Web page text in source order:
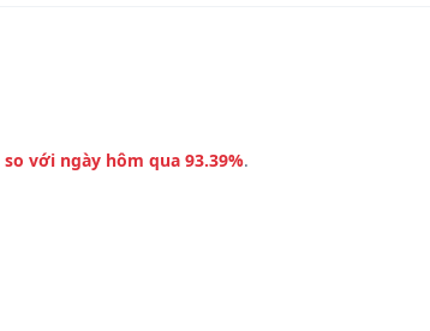
với ngày hôm qua 93.39%.